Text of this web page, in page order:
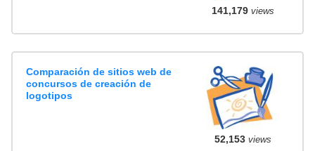
141,179views
Comparación de sitios web de
concursos de creación de
logotipos
52,153views